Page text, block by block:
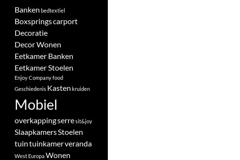
Banken bedtextiel
Boxspringscarport
Decoratie
Decor Wonen
Eetkamer Banken
Eetkamer Stoelen
Enjoy Companyfood
Geschiedenis Kasten kruiden
Mobiel
overkappingserresit&joy
SlaapkamersStoelen
tuintuinkamerveranda
West Europa Wonen